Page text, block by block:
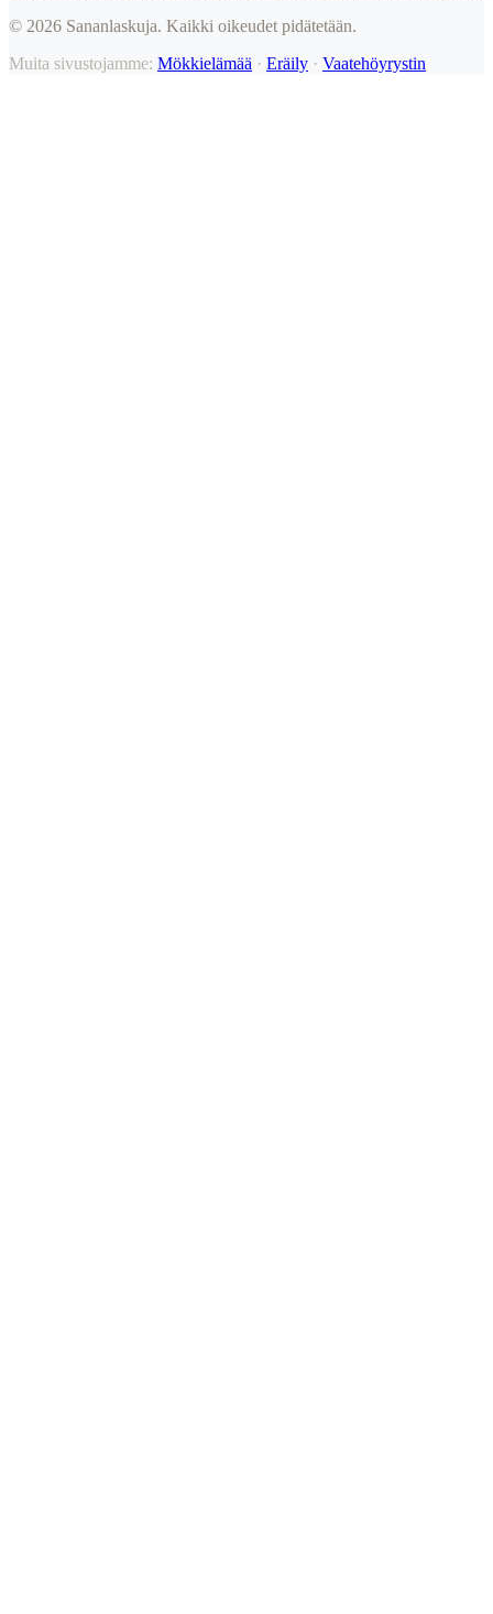
© 2026 Sananlaskuja. Kaikki oikeudet pidätetään.
Muita sivustojamme: Mökkielämää · Eräily · Vaatehöyrystin